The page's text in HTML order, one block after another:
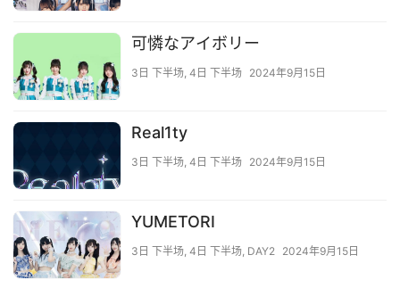
可憐なアイボリー
3日 下半场, 4日 下半场 2024年9月15日
Real1ty
3日 下半场, 4日 下半场 2024年9月15日
YUMETORI
3日 下半场, 4日 下半场, DAY2 2024年9月15日